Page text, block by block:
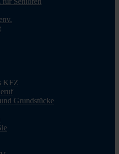
KFZ
Grundstücke